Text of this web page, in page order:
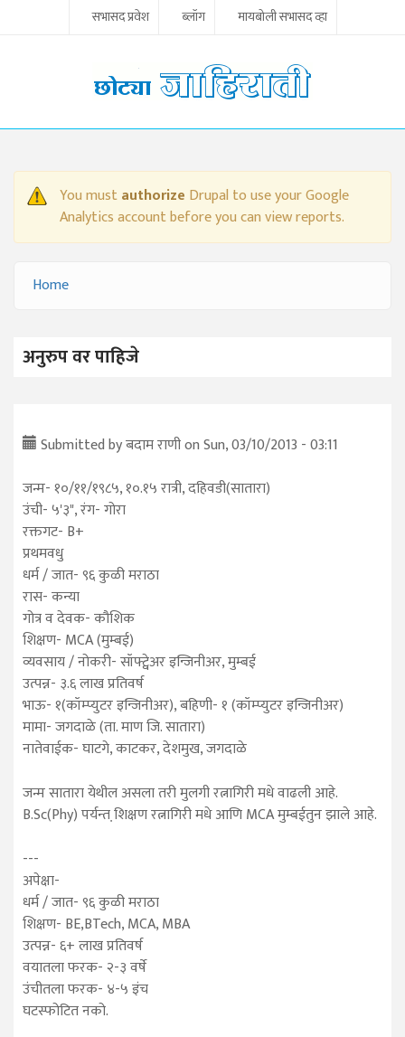
Skip to main content
सभासद प्रवेश ब्लॉग मायबोली सभासद व्हा
WARNING MESSAGE
You mustauthorize Drupal to use your Google
Analytics account before you can view reports.
YOU ARE HERE
Home
अनुरुप वर पाहिजे
Submitted byबदाम राणीon Sun, 03/10/2013 - 03:11
जन्म- १०/११/१९८५, १०.१५ रात्री, दहिवडी(सातारा)
उंची- ५'३", रंग- गोरा
रक्तगट- B+
प्रथमवधु
धर्म / जात- ९६ कुळी मराठा
रास- कन्या
गोत्र व देवक- कौशिक
शिक्षण- MCA (मुम्बई)
व्यवसाय / नोकरी- सॉफ्ट्वेअर इन्जिनीअर, मुम्बई
उत्पन्न- ३.६ लाख प्रतिवर्ष
भाऊ- १(कॉम्प्युटर इन्जिनीअर), बहिणी- १ (कॉम्प्युटर इन्जिनीअर)
मामा- जगदाळे (ता. माण जि. सातारा)
नातेवाईक- घाटगे, काटकर, देशमुख, जगदाळे
जन्म सातारा येथील असला तरी मुलगी रत्नागिरी मधे वाढली आहे.
B.Sc(Phy) पर्यन्त शि़क्षण रत्नागिरी मधे आणि MCA मुम्बईतुन झाले आहे.
---
अपेक्षा-
धर्म / जात- ९६ कुळी मराठा
शिक्षण- BE,BTech, MCA, MBA
उत्पन्न- ६+ लाख प्रतिवर्ष
वयातला फरक- २-३ वर्षे
उंचीतला फरक- ४-५ इंच
घटस्फोटित नको.